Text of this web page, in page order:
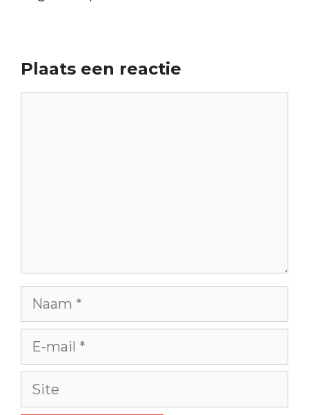
Plaats een reactie
Naam
E-
Site